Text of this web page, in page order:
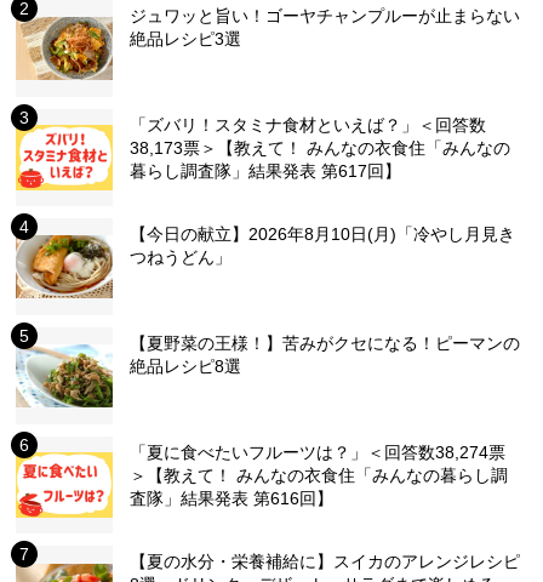
ジュワッと旨い！ゴーヤチャンプルーが止まらない
絶品レシピ3選
「ズバリ！スタミナ食材といえば？」＜回答数
38,173票＞【教えて！ みんなの衣食住「みんなの
暮らし調査隊」結果発表 第617回】
【今日の献立】2026年8月10日(月)「冷やし月見き
つねうどん」
【夏野菜の王様！】苦みがクセになる！ピーマンの
絶品レシピ8選
「夏に食べたいフルーツは？」＜回答数38,274票
＞【教えて！ みんなの衣食住「みんなの暮らし調
査隊」結果発表 第616回】
【夏の水分・栄養補給に】スイカのアレンジレシピ